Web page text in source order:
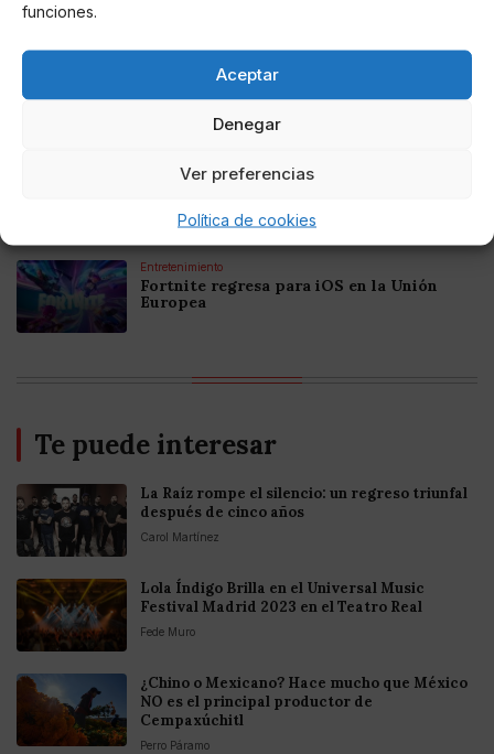
funciones.
Aceptar
Denegar
Ver preferencias
Política de cookies
Mejores Casinos Online con Bitcoin y
Criptomonedas en Argentina 2025
Online Casino
Mejores casinos online con
Entretenimiento
Fortnite regresa para iOS en la Unión
Europea
Te puede interesar
La Raíz rompe el silencio: un regreso triunfal
después de cinco años
Carol Martínez
Lola Índigo Brilla en el Universal Music
Festival Madrid 2023 en el Teatro Real
Fede Muro
¿Chino o Mexicano? Hace mucho que México
NO es el principal productor de
Cempaxúchitl
Perro Páramo